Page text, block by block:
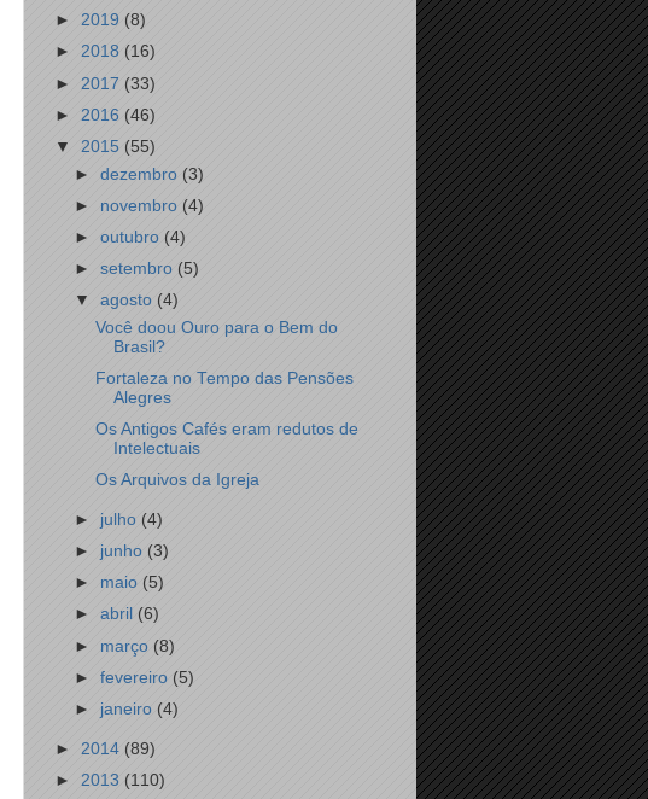
► 2019 (8)
► 2018 (16)
► 2017 (33)
► 2016 (46)
▼ 2015 (55)
►dezembro (3)
► novembro (4)
►outubro(4)
►setembro (5)
▼agosto (4)
Você doou Ouro para o Bem do
Brasil?
Fortaleza no Tempo das Pensões
Alegres
Os Antigos Cafés eram redutos de
Intelectuais
Os Arquivos da Igreja
► julho (4)
► junho (3)
► maio (5)
►abril (6)
► março (8)
►fevereiro (5)
► janeiro (4)
► 2014 (89)
► 2013 (110)